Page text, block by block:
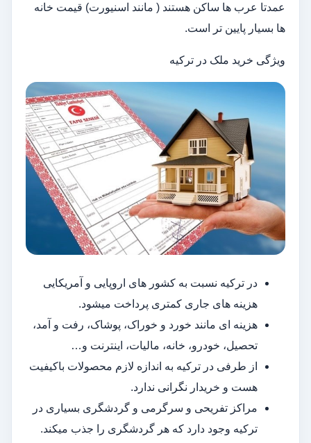
عمدتا عرب ها ساکن هستند ( مانند اسنیورت) قیمت خانه
ها بسیار پایین تر است.
ویژگی خرید ملک در ترکیه
در ترکیه نسبت به کشور های اروپایی و آمریکایی
هزینه های جاری کمتری پرداخت میشود.
هزینه ای مانند خورد و خوراک، پوشاک، رفت و آمد،
تحصیل، خودرو، خانه، مالیات، اینترنت و…
از طرفی در ترکیه به اندازه لازم محصولات باکیفیت
هست و خریدار نگرانی ندارد.
مراکز تفریحی و سرگرمی و گردشگری بسیاری در
ترکیه وجود دارد که هر گردشگری را جذب میکند.